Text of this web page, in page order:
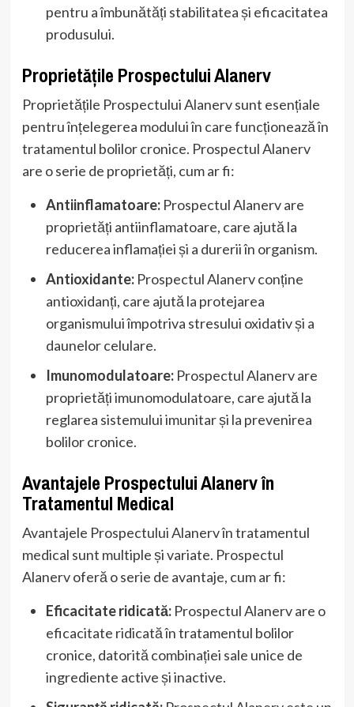
pentru a îmbunătăți stabilitatea și eficacitatea
produsului.
Proprietățile Prospectului Alanerv
Proprietățile Prospectului Alanerv sunt esențiale
pentru înțelegerea modului în care funcționează în
tratamentul bolilor cronice. Prospectul Alanerv
are o serie de proprietăți, cum ar fi:
Antiinflamatoare:Prospectul Alanerv are
proprietăți antiinflamatoare, care ajută la
reducerea inflamației și a durerii în organism.
Antioxidante:Prospectul Alanerv conține
antioxidanți, care ajută la protejarea
organismului împotriva stresului oxidativ și a
daunelor celulare.
Imunomodulatoare:Prospectul Alanerv are
proprietăți imunomodulatoare, care ajută la
reglarea sistemului imunitar și la prevenirea
bolilor cronice.
Avantajele Prospectului Alanerv în
Tratamentul Medical
Avantajele Prospectului Alanerv în tratamentul
medical sunt multiple și variate. Prospectul
Alanerv oferă o serie de avantaje, cum ar fi:
Eficacitate ridicată:Prospectul Alanerv are o
eficacitate ridicată în tratamentul bolilor
cronice, datorită combinației sale unice de
ingrediente active și inactive.